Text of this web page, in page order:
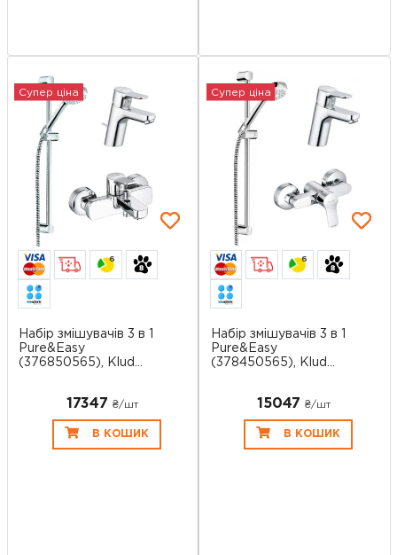
Супер ціна
6
Набір змішувачів 3 в 1
Pure&Easy
(376850565), Klud...
17347 ₴/шт
В КОШИК
Супер ціна
6
Набір змішувачів 3 в 1
Pure&Easy
(378450565), Klud...
15047 ₴/шт
В КОШИК